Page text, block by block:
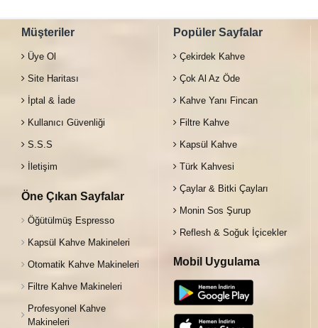
Müşteriler
Üye Ol
Site Haritası
İptal & İade
Kullanıcı Güvenliği
S.S.S
İletişim
Öne Çıkan Sayfalar
Öğütülmüş Espresso
Kapsül Kahve Makineleri
Otomatik Kahve Makineleri
Filtre Kahve Makineleri
Profesyonel Kahve
Makineleri
Popüler Sayfalar
Çekirdek Kahve
Çok Al Az Öde
Kahve Yanı Fincan
Filtre Kahve
Kapsül Kahve
Türk Kahvesi
Çaylar & Bitki Çayları
Monin Sos Şurup
Reflesh & Soğuk İçicekler
Mobil Uygulama